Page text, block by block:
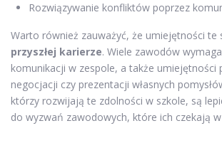
Rozwiązywanie konfliktów poprzez
Warto również zauważyć, że umiejętności te
przyszłej karierze. Wiele zawodów
komunikacji w zespole, a także umiejętności
negocjacji czy prezentacji własnych
którzy rozwijają te zdolności w szkole, są
do wyzwań zawodowych, które ich czekają w